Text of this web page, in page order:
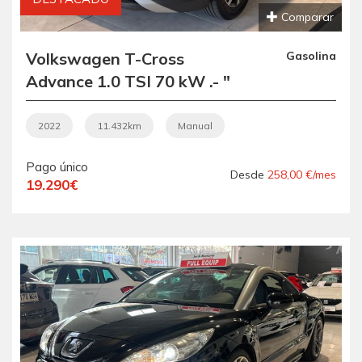
Comparar
Volkswagen T-Cross
Advance 1.0 TSI 70 kW .- "
REESTRENO ".- "
IMPECABLE ".- " SOLO
CON COBERTURA
EUROPEA ".- " VEHÍCULO
Gasolina
2022 11.432km Manual
Pago único
19.290€
Desde 258,00 €/mes